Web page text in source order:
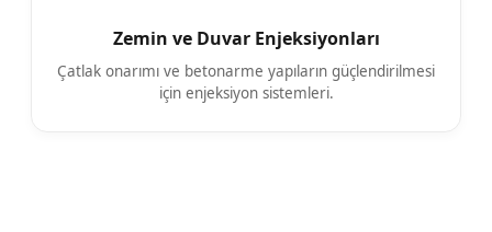
Zemin ve Duvar Enjeksiyonları
Çatlak onarımı ve betonarme yapıların güçlendirilmesi
için enjeksiyon sistemleri.